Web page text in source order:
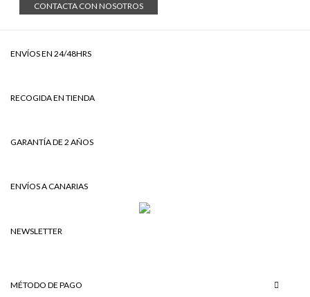
CONTACTA CON NOSOTROS
ENVÍOS EN 24/48HRS
RECOGIDA EN TIENDA
GARANTÍA DE 2 AÑOS
ENVÍOS A CANARIAS
NEWSLETTER
MÉTODO DE PAGO